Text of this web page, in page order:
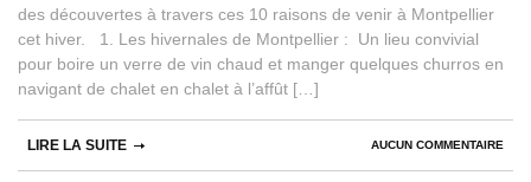
des découvertes à travers ces 10 raisons de venir à Montpellier
cet hiver. 1. Les hivernales de Montpellier : Un lieu convivial
pour boire un verre de vin chaud et manger quelques churros en
navigant de chalet en chalet à l’affût […]
AUCUN COMMENTAIRE
LIRE LA SUITE